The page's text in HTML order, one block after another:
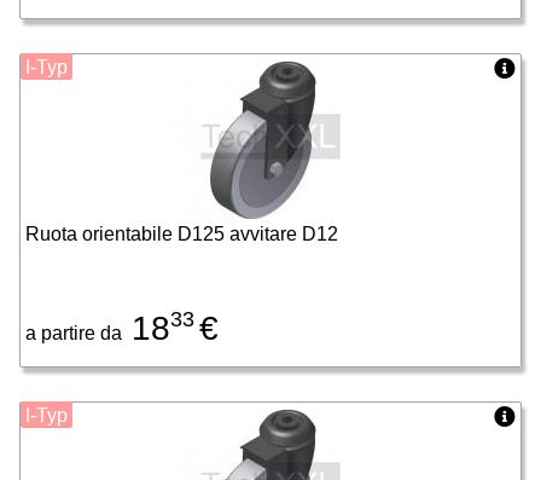
Ruota orientabile D125 avvitare D12
a partire da 1833 €
I-Typ
I-Typ